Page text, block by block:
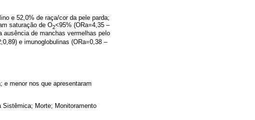
e 52,0% de raça/cor da pele parda;
saturação de O2<95% (ORa=4,35 –
ausência de manchas vermelhas pelo
e imunoglobulinas (ORa=0,38 –
e menor nos que apresentaram
Morte; Monitoramento